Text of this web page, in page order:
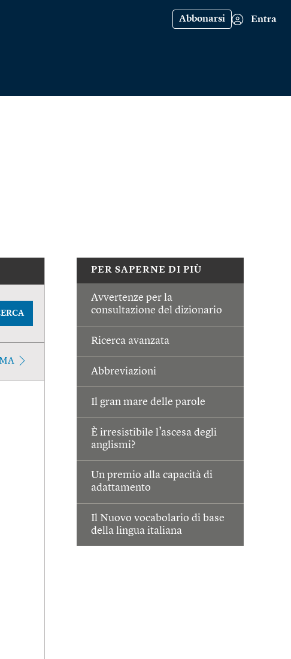
Abbonarsi Entra
PER SAPERNE DI PIÙ
Avvertenze per la
consultazione del dizionario
Ricerca avanzata
Abbreviazioni
Il gran mare delle parole
È irresistibile l’ascesa degli
anglismi?
Un premio alla capacità di
adattamento
Il Nuovo vocabolario di base
della lingua italiana